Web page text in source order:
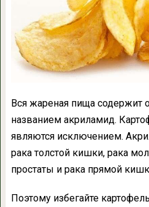
Вся жареная пища содержит
названием акриламид.
являются исключением.
рака толстой кишки, рака
простаты и рака прямой
Поэтому избегайте